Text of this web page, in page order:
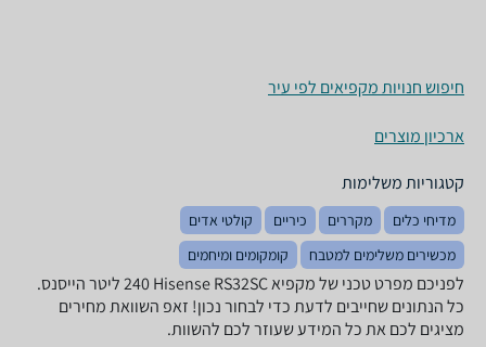
חיפוש חנויות מקפיאים לפי עיר
ארכיון מוצרים
קטגוריות משלימות
מדיחי כלים מקררים כיריים
קולטי אדים
מכשירים משלימים למטבח
קומקומים ומיחמים
לפניכם מפרט טכני של מקפיא Hisense RS32SC ‏240 ‏ליטר הייסנס.
כל הנתונים שחייבים לדעת כדי לבחור נכון! זאפ השוואת מחירים
מציגים לכם את כל המידע שעוזר לכם להשוות.